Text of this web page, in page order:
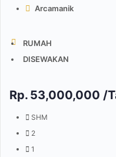
Arcamanik
RUMAH
DISEWAKAN
Rp. 53,000,000 /
SHM
2
1